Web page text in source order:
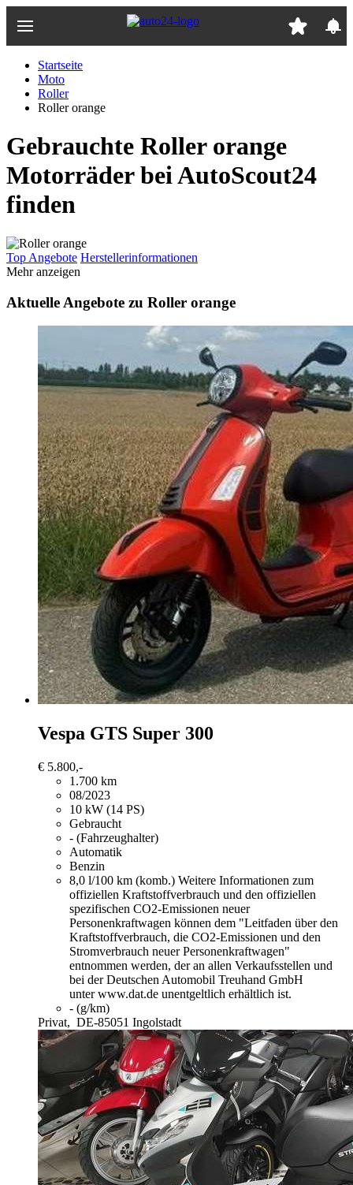
Hauptinhalt
Startseite
Moto
Roller
Roller orange
Gebrauchte Roller orange
Motorräder bei AutoScout24
finden
Top Angebote Herstellerinformationen
Mehr anzeigen
Aktuelle Angebote zu Roller orange
Vespa GTS Super 300
€ 5.800,-
1.700 km
08/2023
10 kW (14 PS)
Gebraucht
- (Fahrzeughalter)
Automatik
Benzin
8,0 l/100 km (komb.) Weitere Informationen zum
offiziellen Kraftstoffverbrauch und den offiziellen
spezifischen CO2-Emissionen neuer
Personenkraftwagen können dem "Leitfaden über den
Kraftstoffverbrauch, die CO2-Emissionen und den
Stromverbrauch neuer Personenkraftwagen"
entnommen werden, der an allen Verkaufsstellen und
bei der Deutschen Automobil Treuhand GmbH
unter www.dat.de unentgeltlich erhältlich ist.
- (g/km)
Privat, DE-85051 Ingolstadt